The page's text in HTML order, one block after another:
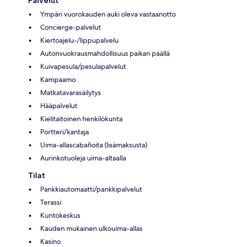
Ympäri vuorokauden auki oleva vastaanotto
Concierge-palvelut
Kiertoajelu-/lippupalvelu
Autonvuokrausmahdollisuus paikan päällä
Kuivapesula/pesulapalvelut
Kampaamo
Matkatavarasäilytys
Hääpalvelut
Kielitaitoinen henkilökunta
Portteri/kantaja
Uima-allascabañoita (lisämaksusta)
Aurinkotuoleja uima-altaalla
Tilat
Pankkiautomaatti/pankkipalvelut
Terassi
Kuntokeskus
Kauden mukainen ulkouima-allas
Kasino